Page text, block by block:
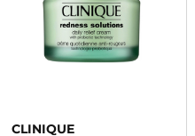
CLINIQUE